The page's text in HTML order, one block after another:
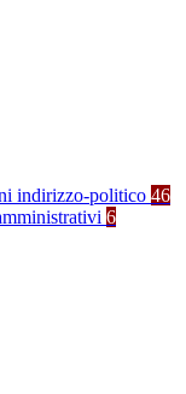
indirizzo-politico 46
6